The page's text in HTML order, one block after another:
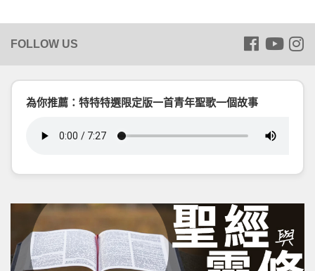
為你推薦：特特特選限定版一首青年聖歌一個故事